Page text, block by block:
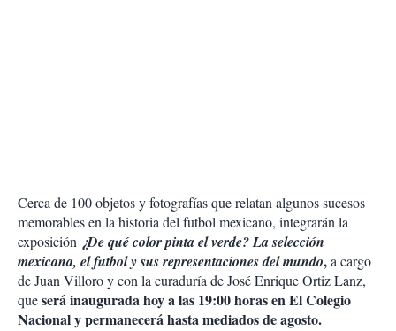
Cerca de 100 objetos y fotografías que relatan algunos sucesos
memorables en la historia del futbol mexicano, integrarán la
exposición ¿De qué color pinta el verde? La selección
mexicana, el futbol y sus representaciones del mundo,a cargo
de Juan Villoro y con la curaduría de José Enrique Ortiz Lanz,
queserá inaugurada hoy a las 19:00 horas en El Colegio
Nacional y permanecerá hasta mediados de agosto.